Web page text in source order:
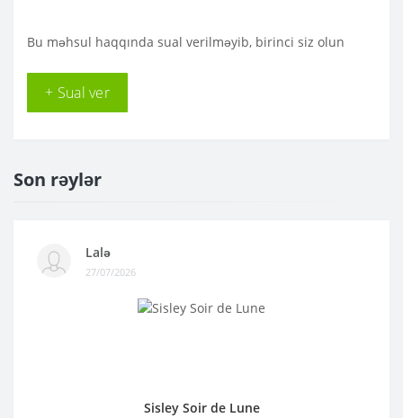
Bu məhsul haqqında sual verilməyib, birinci siz olun
+ Sual ver
Son rəylər
Lalə
27/07/2026
Sisley Soir de Lune